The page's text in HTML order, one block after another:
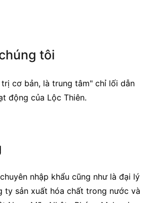
tôi
trị cơ bản, là trung tâm" chỉ lối dẫn
động của Lộc Thiên.
nhập khẩu cũng như là đại lý
ty sản xuất hóa chất trong nước và